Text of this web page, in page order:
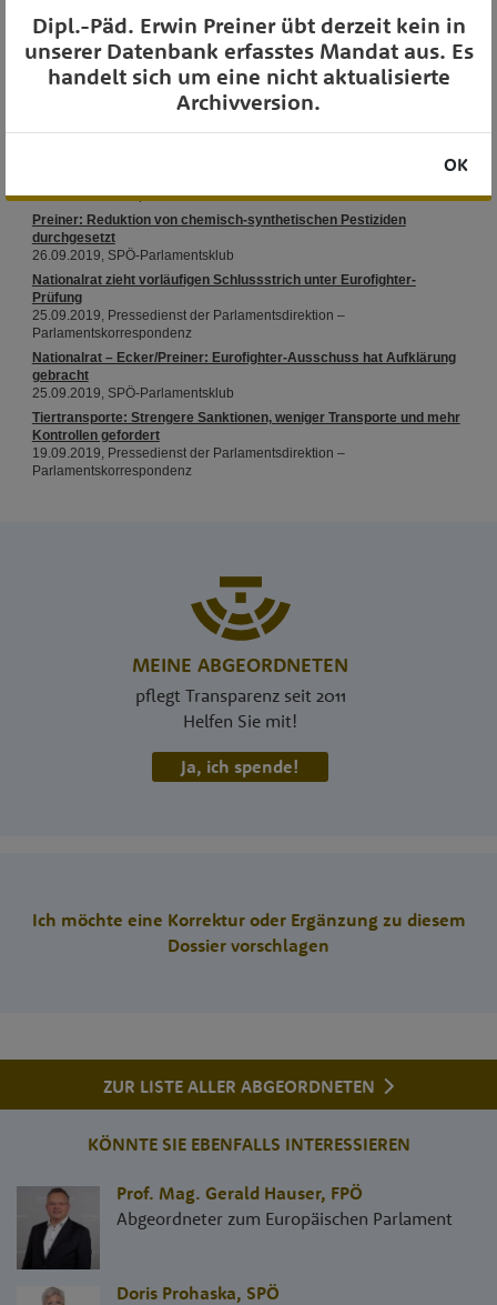
MEINE ABGEORDNETEN
pflegt Transparenz seit 2011
Helfen Sie mit!
Ja, ich spende!
Ich möchte eine Korrektur oder Ergänzung zu diesem
Dossier vorschlagen
OTS-AUSSENDUNGEN
ZUR LISTE ALLER ABGEORDNETEN
KÖNNTE SIE EBENFALLS INTERESSIEREN
Prof. Mag. Gerald Hauser, FPÖ
Abgeordneter zum Europäischen Parlament
Doris Prohaska, SPÖ
Dipl.-Päd. Erwin Preiner übt derzeit kein in
unserer Datenbank erfasstes Mandat aus. Es
handelt sich um eine nicht aktualisierte
Archivversion.
OK